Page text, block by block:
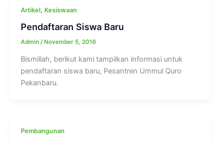
Artikel, Kesiswaan
Pendaftaran Siswa Baru
Admin / November 5, 2016
Bismillah, berikut kami tampilkan informasi untuk
pendaftaran siswa baru, Pesantren Ummul Quro
Pekanbaru.
Pembangunan